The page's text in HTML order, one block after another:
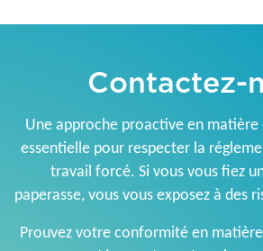
Contactez-
Une approche proactive en
essentielle pour respecter la
travail forcé. Si vous vous fiez
paperasse, vous vous exposez à des
Prouvez votre conformité en